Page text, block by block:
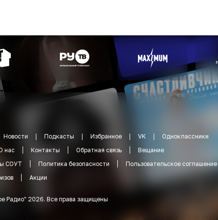
Новости Подкасты Избранное VK
Одноклассники
нас Контакты Обратная связь
Вещание
СОУТ
Политика безопасности
Пользовательское соглашение
Акции
Радио" 2026. Все права защищены